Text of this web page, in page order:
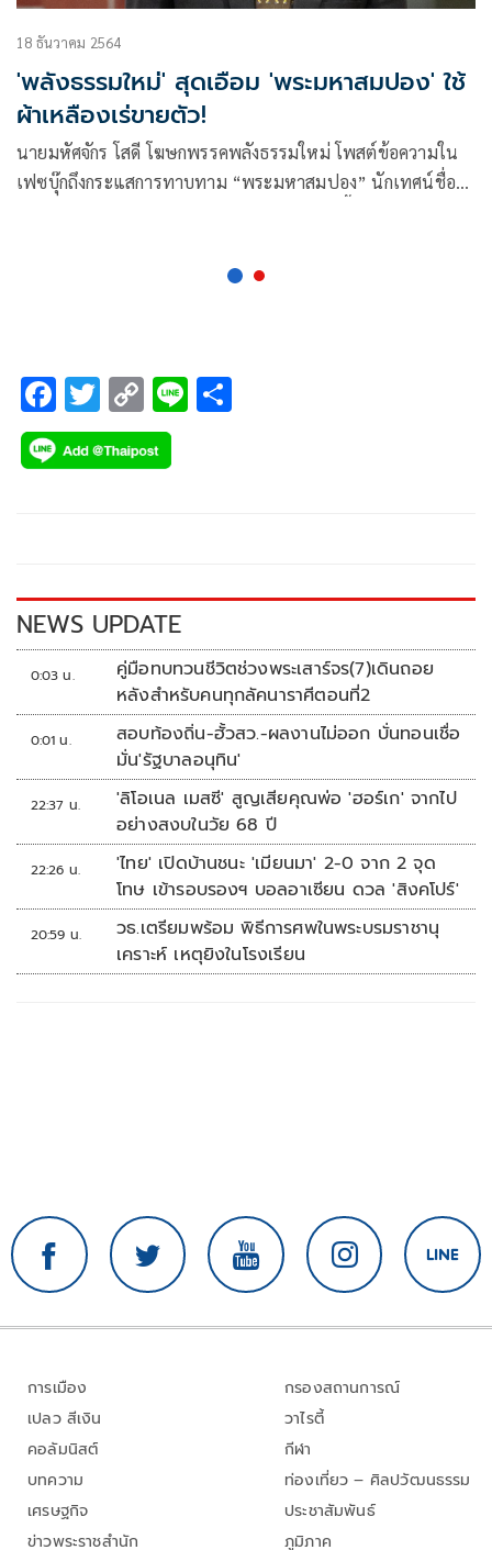
18 ธันวาคม 2564
'พลังธรรมใหม่' สุดเอือม 'พระมหาสมปอง' ใช้
ผ้าเหลืองเร่ขายตัว!
นายมหัศจักร โสดี โฆษกพรรคพลังธรรมใหม่ โพสต์ข้อความใน
เฟซบุ๊กถึงกระแสการทาบทาม “พระมหาสมปอง” นักเทศน์ชื่อดัง
F
ac
e
k
T
wi
tt
C
o
p
k
Li
NEWS UPDATE
0:03 น.
คู่มือทบทวนชีวิตช่วงพระเสาร์จร(7)เดินถอย
หลังสำหรับคนทุกลัคนาราศีตอนที่2
0:01 น.
สอบท้องถิ่น-ฮั้วสว.-ผลงานไม่ออก บั่นทอนเชื่อ
มั่น'รัฐบาลอนุทิน'
22:37 น.
'ลิโอเนล เมสซี' สูญเสียคุณพ่อ 'ฮอร์เก' จากไป
อย่างสงบในวัย 68 ปี
22:26 น.
'ไทย' เปิดบ้านชนะ 'เมียนมา' 2-0 จาก 2 จุด
โทษ เข้ารอบรองฯ บอลอาเซียน ดวล 'สิงคโปร์'
20:59 น.
วธ.เตรียมพร้อม พิธีการศพในพระบรมราชานุ
เคราะห์ เหตุยิงในโรงเรียน
การเมือง
เปลว สีเงิน
คอลัมนิสต์
บทความ
เศรษฐกิจ
ข่าวพระราชสำนัก
กรองสถานการณ์
วาไรตี้
กีฬา
ท่องเที่ยว – ศิลปวัฒนธรรม
ประชาสัมพันธ์
ภูมิภาค